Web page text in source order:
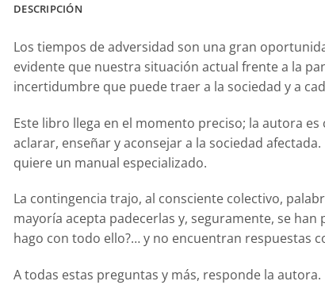
DESCRIPCIÓN
Los tiempos de adversidad son una gran
evidente que nuestra situación actual frente a la
incertidumbre que puede traer a la sociedad y a
Este libro llega en el momento preciso; la autora
aclarar, enseñar y aconsejar a la sociedad
quiere un manual especializado.
La contingencia trajo, al consciente colectivo,
mayoría acepta padecerlas y, seguramente, se
hago con todo ello?… y no encuentran respuestas
A todas estas preguntas y más, responde la